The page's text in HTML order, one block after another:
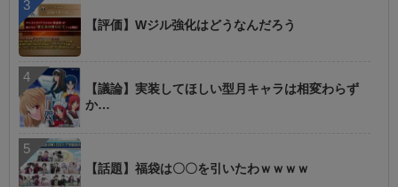
【評価】Wジル強化はどうなんだろう
【議論】実装してほしい型月キャラは相変わらず
か…
【話題】福袋は〇〇を引いたわｗｗｗｗ